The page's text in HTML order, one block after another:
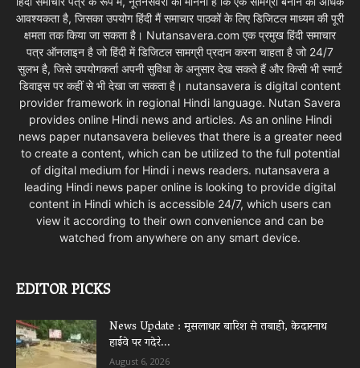
आवश्यकता है, जिसका उपयोग हिंदी मैं समाचार पाठकों के लिए डिजिटल माध्यम की पूरी
क्षमता तक किया जा सकता है। Nutansavera.com एक प्रमुख हिंदी समाचार
पत्र ऑनलाइन है जो हिंदी में डिजिटल सामग्री प्रदान करना चाहता है जो 24/7
सुलभ है, जिसे उपयोगकर्ता अपनी सुविधा के अनुसार देख सकते हैं और किसी भी स्मार्ट
डिवाइस पर कहीं से भी देखा जा सकता है। nutansavera is digital content
provider framework in regional Hindi language. Nutan Savera
provides online Hindi news and articles. As an online Hindi
news paper nutansavera believes that there is a greater need
to create a content, which can be utilized to the full potential
of digital medium for Hindi i news readers. nutansavera a
leading Hindi news paper online is looking to provide digital
content in Hindi which is accessible 24/7, which users can
view it according to their own convenience and can be
watched from anywhere on any smart device.
EDITOR PICKS
News Update : मूसलाधार बारिश से तबाही, केदारनाथ
हाईवे पर गदेरे...
August 6, 2026